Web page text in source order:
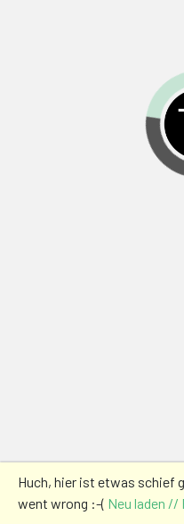
Huch, hier ist etwas schief
went wrong :-( Neu laden //